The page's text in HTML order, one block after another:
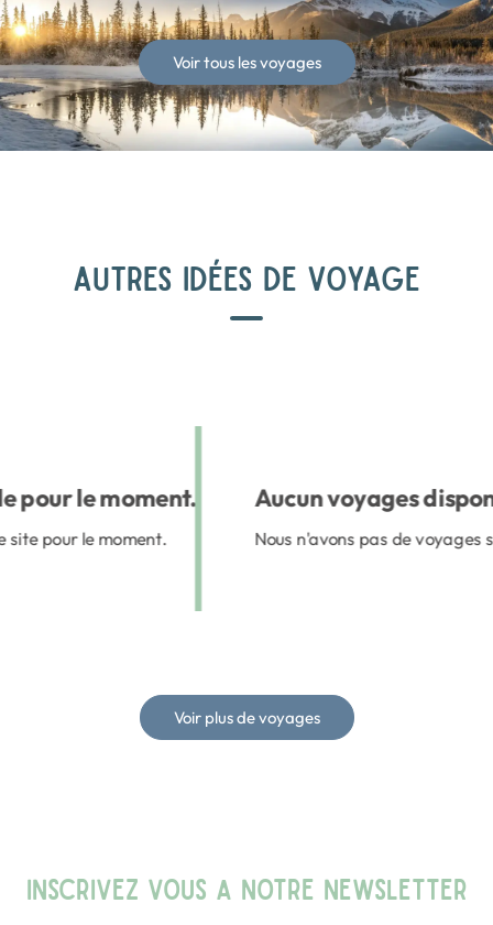
Voir tous les voyages
AUTRES IDÉES DE VOYAGE
pour le moment.
site pour le moment.
Aucun voyages
Nous n'avons pas de voyages
Voir plus de voyages
INSCRIVEZ VOUS A NOTRE NEWSLETTER